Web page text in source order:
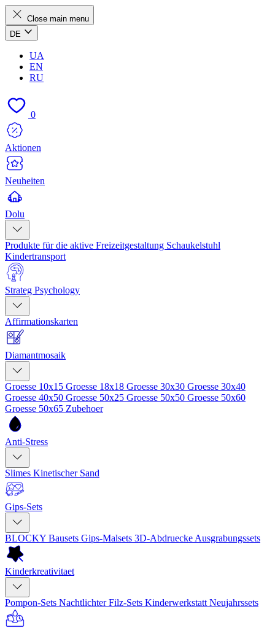
Close main menu
DE
UA
EN
RU
0
Aktionen
Neuheiten
Dolu
Produkte für die aktive Freizeitgestaltung Schaukelstuhl
Kindertransport
Strateg Psychology
Affirmationskarten
Diamantmosaik
Groesse 10x15 Groesse 18x18 Groesse 30x30 Groesse 30x40
Groesse 40x50 Groesse 50x25 Groesse 50x50 Groesse 50x60
Groesse 50x65 Zubehoer
Anti-Stress
Slimes Kinetischer Sand
Gips-Sets
BLOCKY Bausets Gips-Malsets 3D-Abdruecke Ausgrabungssets
Kinderkreativitaet
Pompon-Sets NachtlichterFilz-Sets Kinderwerkstatt Neujahrssets